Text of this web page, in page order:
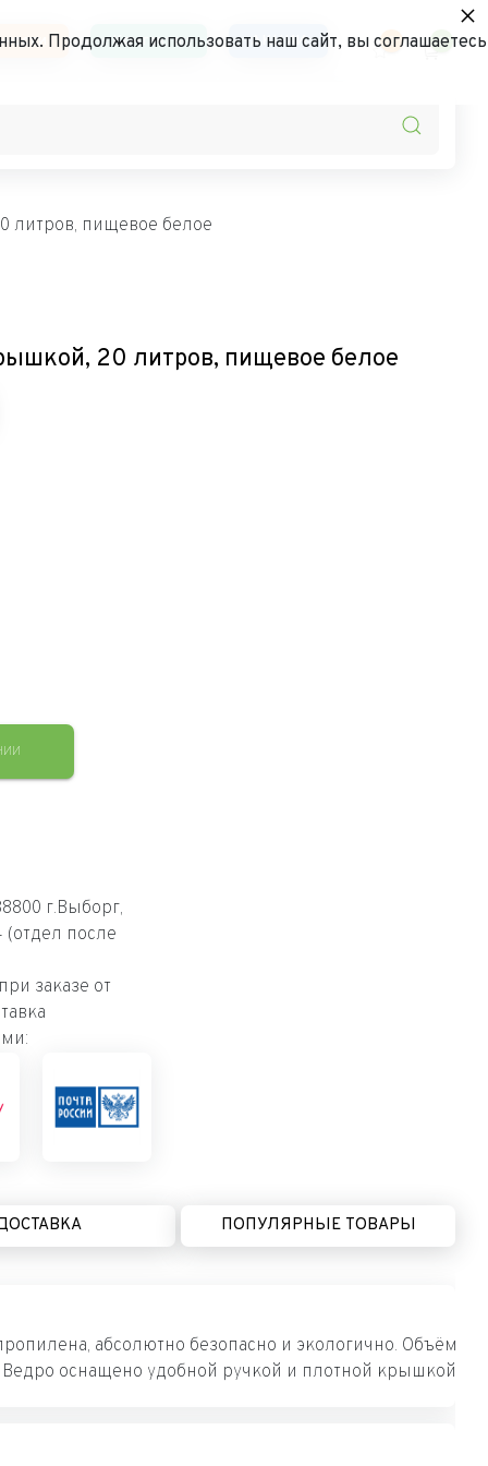
Контакты АКЦИИ 0 0
литров, пищевое белое
20 литров, пищевое белое
г.Выборг,
(отдел после
заказе от
ПОПУЛЯРНЫЕ ТОВАРЫ
абсолютно безопасно и экологично. Объём
оснащено удобной ручкой и плотной
Продолжая использовать наш сайт, вы
×